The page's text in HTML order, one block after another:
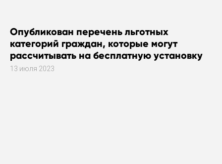
Опубликован перечень льготных
категорий граждан, которые могут
рассчитывать на бесплатную установку
газового оборудования
13 июля 2023